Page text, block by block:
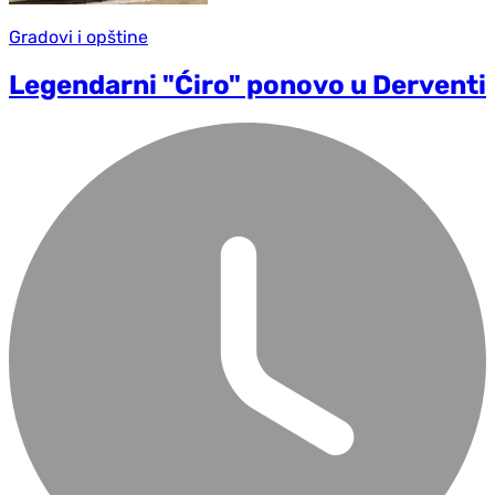
Gradovi i opštine
Legendarni "Ćiro" ponovo u Derventi